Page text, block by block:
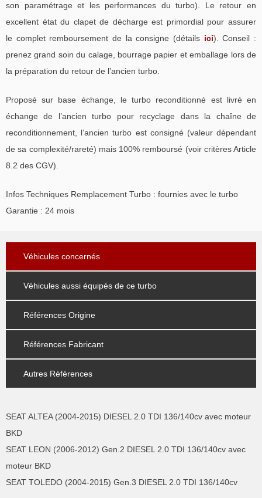
son paramétrage et les performances du turbo). Le retour en
excellent état du clapet de décharge est primordial pour assurer
le complet remboursement de la consigne (détails ici). Conseil :
prenez grand soin du calage, bourrage papier et emballage lors de
la préparation du retour de l’ancien turbo.
Proposé sur base échange, le turbo reconditionné est livré en
échange de l’ancien turbo pour recyclage dans la chaîne de
reconditionnement, l’ancien turbo est consigné (valeur dépendant
de sa complexité/rareté) mais 100% remboursé (voir critères Article
8.2 des CGV).
Infos Techniques Remplacement Turbo : fournies avec le turbo
Garantie : 24 mois
Véhicules concernés
Véhicules aussi équipés de ce turbo
Références Origine
Références Fabricant
Autres Références
SEAT ALTEA (2004-2015) DIESEL 2.0 TDI 136/140cv avec moteur
BKD
SEAT LEON (2006-2012) Gen.2 DIESEL 2.0 TDI 136/140cv avec
moteur BKD
SEAT TOLEDO (2004-2015) Gen.3 DIESEL 2.0 TDI 136/140cv